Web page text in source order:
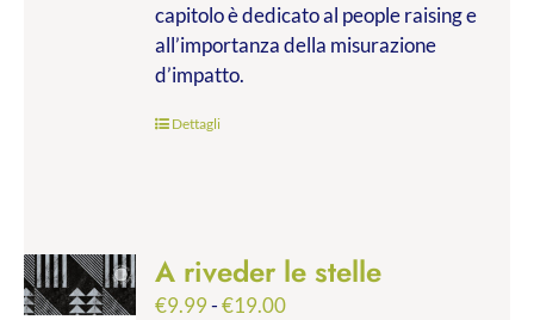
capitolo è dedicato al people raising e
all’importanza della misurazione
d’impatto.
Dettagli
A riveder le stelle
€9.99-€19.00Fascia